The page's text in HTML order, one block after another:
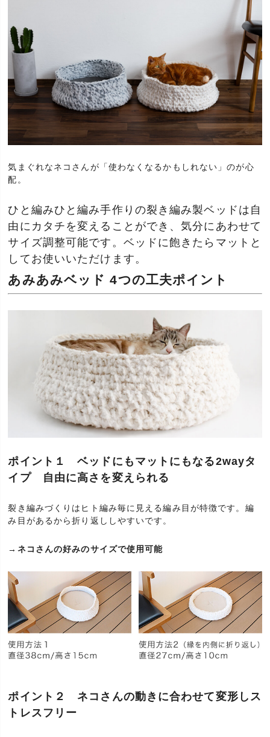
気まぐれなネコさんが「使わなくなるかもしれない」のが心
配。
ひと編みひと編み手作りの裂き編み製ベッドは自
由にカタチを変えることができ、気分にあわせて
サイズ調整可能です。ベッドに飽きたらマットと
してお使いいただけます。
あみあみベッド 4つの工夫ポイント
ポイント１ ベッドにもマットにもなる2wayタ
イプ 自由に高さを変えられる
裂き編みづくりはヒト編み毎に見える編み目が特徴です。編
み目があるから折り返ししやすいです。
→ネコさんの好みのサイズで使用可能
ポイント２ ネコさんの動きに合わせて変形しス
トレスフリー